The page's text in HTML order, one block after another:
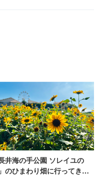
長井海の手公園 ソレイユの
のひまわり畑に行ってき